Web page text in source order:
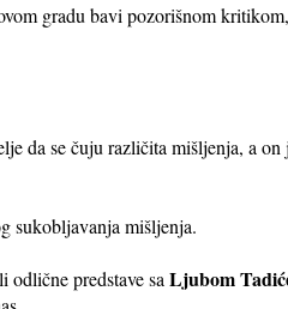
gradu bavi pozorišnom
da se čuju različita mišljenja, a
sukobljavanja mišljenja.
predstave sa Ljubom